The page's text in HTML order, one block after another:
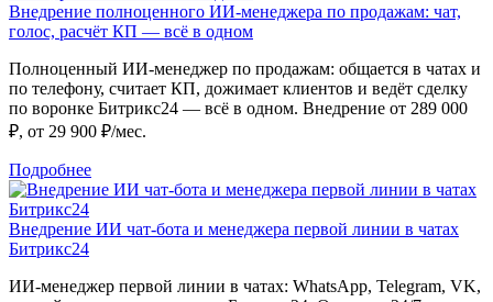
Внедрение полноценного ИИ-менеджера по продажам: чат,
голос, расчёт КП — всё в одном
Полноценный ИИ-менеджер по продажам: общается в чатах и
по телефону, считает КП, дожимает клиентов и ведёт сделку
по воронке Битрикс24 — всё в одном. Внедрение от 289 000
₽, от 29 900 ₽/мес.
Подробнее
Внедрение ИИ чат-бота и менеджера первой линии в чатах
Битрикс24
ИИ-менеджер первой линии в чатах: WhatsApp, Telegram, VK,